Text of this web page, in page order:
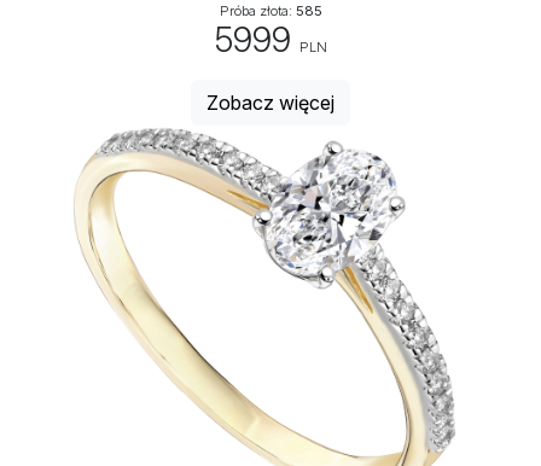
Próba złota: 585
5999 PLN
Zobacz więcej